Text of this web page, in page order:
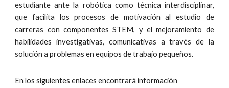
estudiante ante la robótica como técnica interdisciplinar,
que facilita los procesos de motivación al estudio de
carreras con componentes STEM, y el mejoramiento de
habilidades investigativas, comunicativas a través de la
solución a problemas en equipos de trabajo pequeños.
En los siguientes enlaces encontrará información